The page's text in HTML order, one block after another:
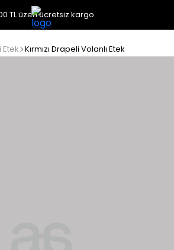
TL üzeri ücretsiz kargo
Etek Kırmızı Drapeli Volanlı Etek